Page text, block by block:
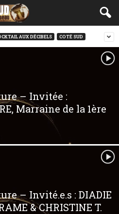
AUX DÉCIBELS COTÉ SUD
– Invitée :
Marraine de la 1ère
– Invité.e.s : DIADIE
& CHRISTINE T.